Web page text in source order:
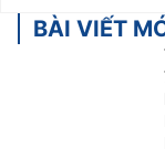
nghệ Organic
mỗi điểm ảnh tự
trội và màu sắc
Cũng nhờ vậy
thường được
sang trọng, hiện
BÀI VIẾT